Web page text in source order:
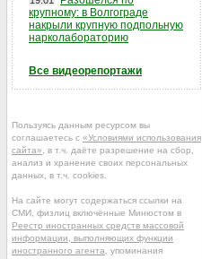
крупному: в Волгограде
накрыли крупную подпольную
нарколабораторию
Все видеорепортажи
Пользуясь данным ресурсом вы
соглашаетесь с «Условиями использования
сайта» , в т.ч. даёте разрешение на сбор,
анализ и хранение своих персональных
данных, в т.ч. cookies.
На сайте могут содержаться ссылки на
СМИ, физлиц включённые Минюстом в
Реестр иностранных средств массовой
информации, выполняющих функции
иностранного агента , упоминания